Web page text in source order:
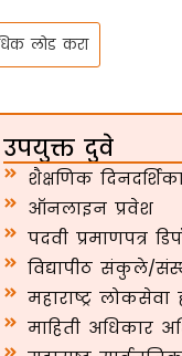
लोड करा
उपयुक्त दुवे
शैक्षणिक
ऑनलाइन प्रवेश
पदवी प्रमाणपत्र
विद्यापीठ संकुले/
महाराष्ट्र
माहिती अधिकार